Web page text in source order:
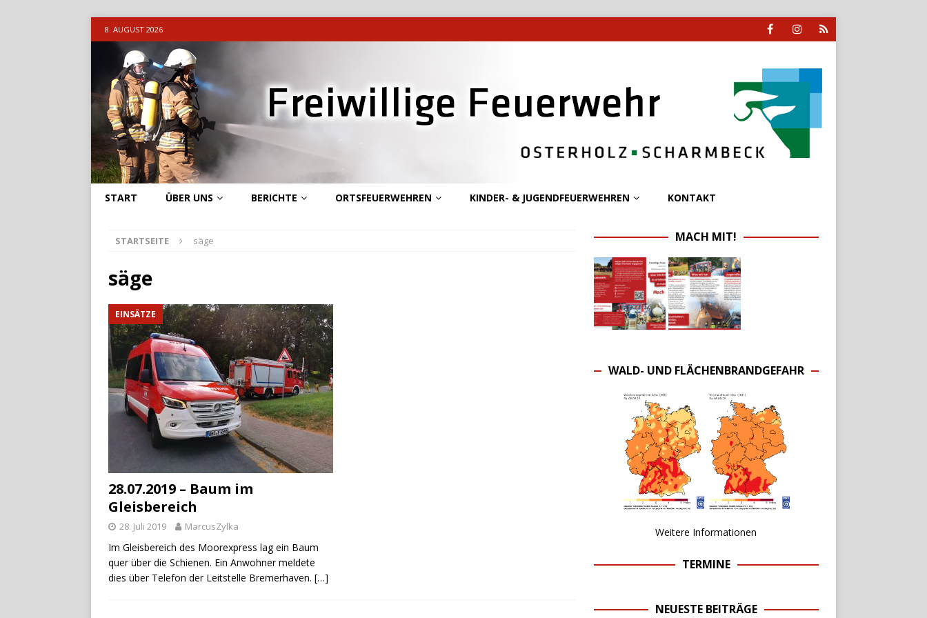
8. AUGUST 2026
START ÜBER UNS BERICHTE ORTSFEUERWEHREN KINDER- & JUGENDFEUERWEHREN KONTAKT
STARTSEITE säge
säge
EINSÄTZE
28.07.2019 – Baum im
Gleisbereich
28. Juli 2019 MarcusZylka
Im Gleisbereich des Moorexpress lag ein Baum
quer über die Schienen. Ein Anwohner meldete
dies über Telefon der Leitstelle Bremerhaven. […]
MACH MIT!
WALD- UND FLÄCHENBRANDGEFAHR
Weitere Informationen
TERMINE
NEUESTE BEITRÄGE